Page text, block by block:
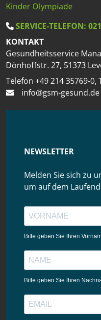
Kinder Olympiade
SERVICE-TELEFON:
KONTAKT
Gesundheitsservice
Dönhoffstr. 27, 51373
Telefon +49 214 35769-0,
info@gsm-gesund.de
NEWSLETTER
Melden Sie sich zu
um auf dem
Bitte geben Sie Ihren
Bitte geben Sie Ihren